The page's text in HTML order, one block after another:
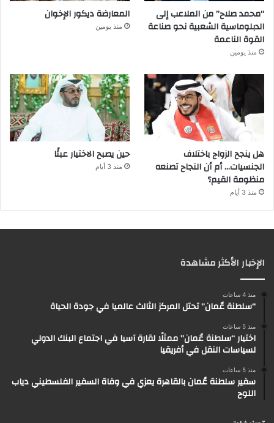
“محمد صلاح” من الملاعب إلى
الدبلوماسية الشعبية نحو صناعة
القوة الناعمة
منذ يومين
المعارضة ديكور الإخوان
منذ يومين
هل ينجح الزواج باختلاف
الجنسيات… أم أن النجاح تصنعه
منظومة القيم؟
منذ 3 أيام
حين يصبح الاختيار عبئًا
منذ 3 أيام
الإخبار الأكثر مشاهدة
منذ 4 ساعات
“سلطنة عٌمان” تحتل المركز الثالث عالميا في جودة الحياة
منذ 5 ساعات
اختيار “سلطنة عُمان” ممثلًا لقارة آسيا في اجتماع البنك الدولي
لسياسات النقل في أفريقيا
منذ 5 ساعات
سفير سلطنة عُمان بالقاهرة يعزي في وفاة السفير الفلسطيني دياب
اللوح